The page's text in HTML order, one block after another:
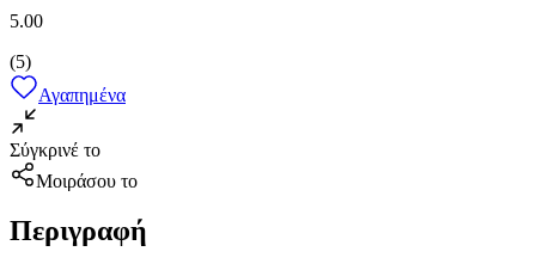
5.00
(5)
Αγαπημένα
Σύγκρινέ το
Μοιράσου το
Περιγραφή